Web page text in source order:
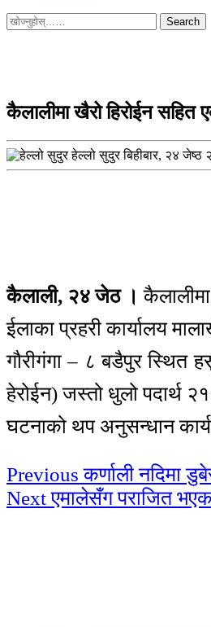
Search
for:
कैलालीमा खैरो हिरोईन सहित
हेल्लो सुदुर बिहीबार, २४
कैलाली, २४ जेठ ।
ईलाका प्रहरी कार्यालय
गौरीगंगा – ८ बडैपुर स्थित
हेरोईन) जस्तो धुलो पदार्थ
घटनाको थप अनुसन्धान
Continue
Reading
Previous कर्णाली नदिमा
Nextएमालेसँग पराजित